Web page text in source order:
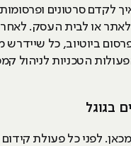
לקדם סרטונים ופרסומות
או לבית העסק.
ביוטיוב, כל
הטכניות לניהול
בגוגל
לפני כל פעולת קידום